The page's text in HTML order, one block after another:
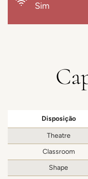
Sim
Disposição
Theatre
Classroom
Shape